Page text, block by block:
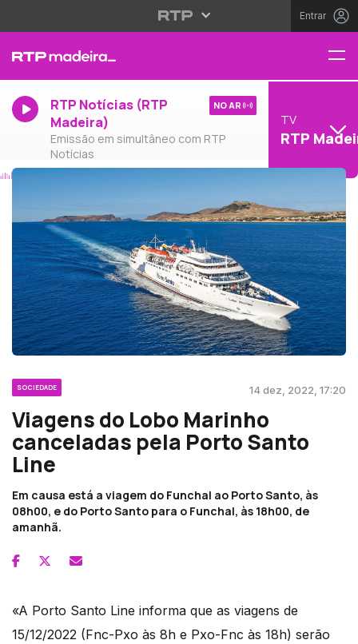
Entrar
RTP Notícias (RTP
Madeira)
Emissão em simultâneo com RTP
Notícias
NO AR
TV
RTP
SOCIEDADE 14 dez, 2022, 17:20
Viagens do Lobo Marinho
canceladas pela Porto Santo
Line
Em causa está a viagem do Funchal ao Porto Santo, às
08h00, e do Porto Santo para o Funchal, às 18h00, de
amanhã.
«A Porto Santo Line informa que as viagens de
15/12/2022 (Fnc-Pxo às 8h e Pxo-Fnc às 18h) serão